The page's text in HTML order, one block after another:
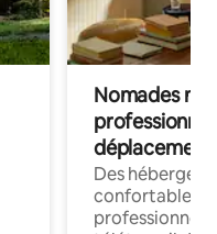
Nomades
déplacement
Des
confortables
professionnels